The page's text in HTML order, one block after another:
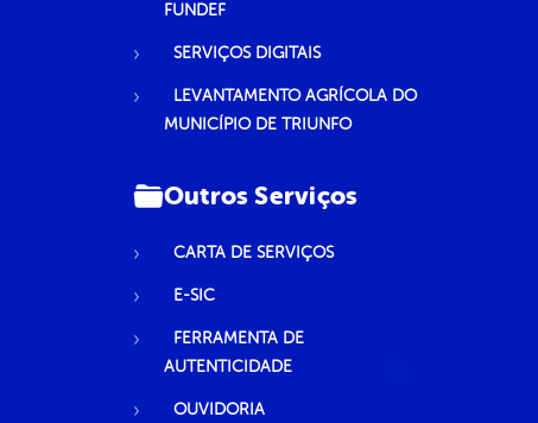
FUNDEF
SERVIÇOS DIGITAIS
LEVANTAMENTO AGRÍCOLA DO
MUNICÍPIO DE TRIUNFO
Outros Serviços
CARTA DE SERVIÇOS
E-SIC
FERRAMENTA DE
AUTENTICIDADE
OUVIDORIA